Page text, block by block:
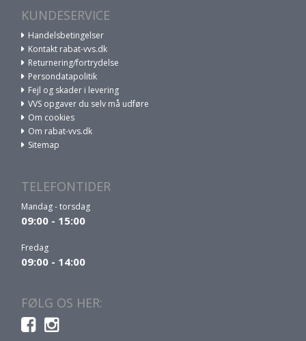
KUNDESERVICE
Handelsbetingelser
Kontakt rabat-vvs.dk
Returnering/fortrydelse
Persondatapolitik
Fejl og skader i levering
VVS opgaver du selv må udføre
Om cookies
Om rabat-vvs.dk
Sitemap
TELEFONTIDER
Mandag - torsdag
09:00 - 15:00
Fredag
09:00 - 14:00
FØLG OS HER: